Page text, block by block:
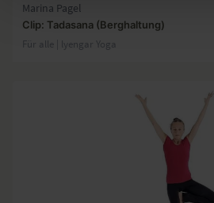
Marina Pagel
Clip: Tadasana (Berghaltung)
Für alle | lyengar Yoga